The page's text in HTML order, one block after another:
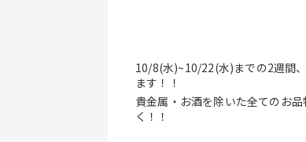
10/8(水)~10/22(水)までの2週間、
ます！！
貴金属・お酒を除いた全てのお品
く！！